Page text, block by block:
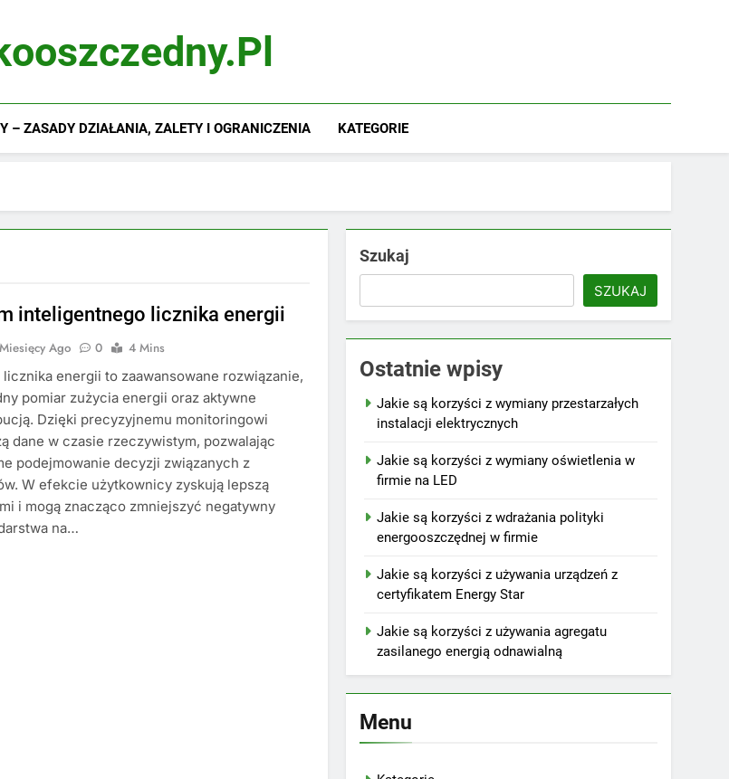
– ZASADY DZIAŁANIA, ZALETY I OGRANICZENIA KATEGORIE
inteligentnego licznika energii
Ago 0
4 Mins
energii to zaawansowane rozwiązanie,
pomiar zużycia energii oraz aktywne
Dzięki precyzyjnemu monitoringowi
dane w czasie rzeczywistym, pozwalając
podejmowanie decyzji związanych z
W efekcie użytkownicy zyskują lepszą
i mogą znacząco zmniejszyć negatywny
na…
Szukaj
SZUKAJ
Ostatnie wpisy
Jakie są korzyści z wymiany przestarzałych
instalacji elektrycznych
Jakie są korzyści z wymiany oświetlenia w
firmie na LED
Jakie są korzyści z wdrażania polityki
energooszczędnej w firmie
Jakie są korzyści z używania urządzeń z
certyfikatem Energy Star
Jakie są korzyści z używania agregatu
zasilanego energią odnawialną
Menu